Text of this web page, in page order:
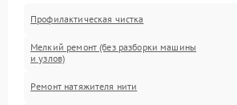
Профилактическая чистка
Мелкий ремонт (без разборки машины
и узлов)
Ремонт натяжителя нити